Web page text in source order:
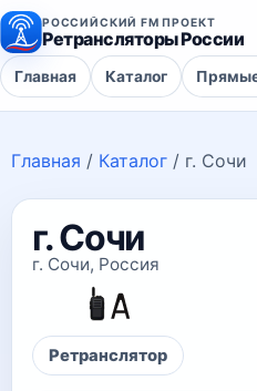
РОССИЙСКИЙ FM ПРОЕКТ
Ретрансляторы России
Главная Каталог
Главная / Каталог / г. Сочи
г. Сочи
г. Сочи, Россия
Ретранслятор